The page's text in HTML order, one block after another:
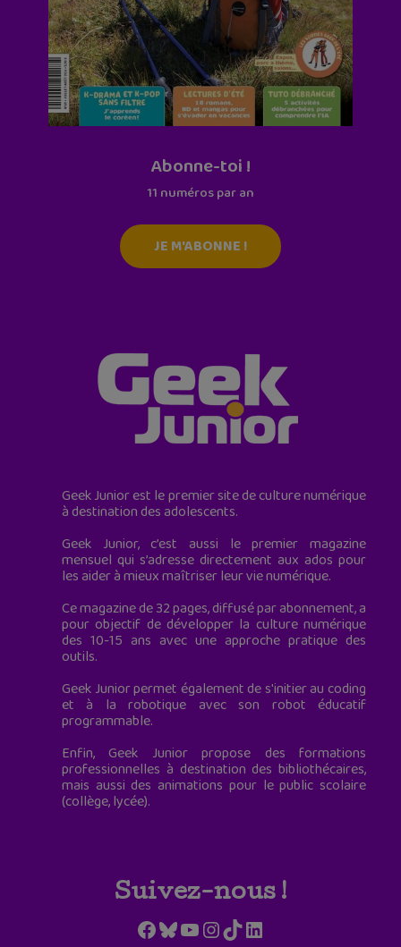
Abonne-toi !
11 numéros par an
JE M'ABONNE !
Geek Junior est le premier site de culture numérique
à destination des adolescents.
Geek Junior, c’est aussi le premier magazine
mensuel qui s’adresse directement aux ados pour
les aider à mieux maîtriser leur vie numérique.
Ce magazine de 32 pages, diffusé par abonnement, a
pour objectif de développer la culture numérique
des 10-15 ans avec une approche pratique des
outils.
Geek Junior permet également de s'initier au coding
et à la robotique avec son robot éducatif
programmable.
Enfin, Geek Junior propose des formations
professionnelles à destination des bibliothécaires,
mais aussi des animations pour le public scolaire
(collège, lycée).
Suivez-nous !
Facebook
Bluesky
YouTube
Instagram
TikTokLinkedIn